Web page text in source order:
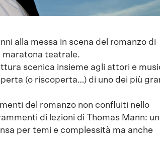
alla messa in scena del romanzo di
maratona teatrale.
scenica insieme agli attori e
(o riscoperta…) di uno dei più
del romanzo non confluiti nello
di lezioni di Thomas Mann:
per temi e complessità ma anche